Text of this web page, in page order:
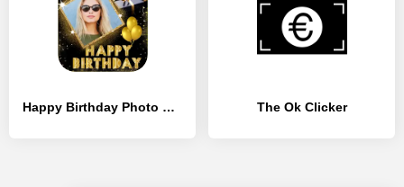
Happy Birthday Photo Frames - [Полная версия] The Ok Clicker